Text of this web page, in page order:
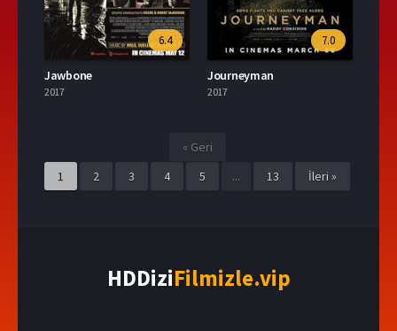
6.4
Jawbone
2017
7.0
Journeyman
2017
« Geri
1
2 3 4 5 ... 13 İleri »
HDDiziFilmizle.vip